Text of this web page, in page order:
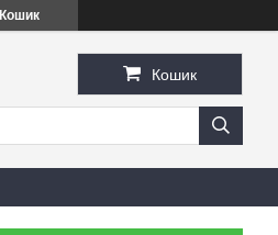
Кошик
Кошик